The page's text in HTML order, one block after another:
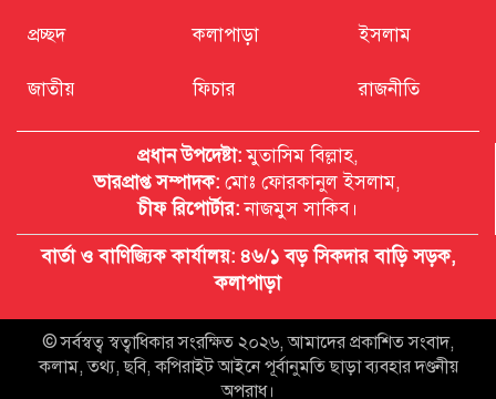
উপজেলা শিক্ষার্থীদের সহযোগিতামূলক
কার্যনির্বাহী কমিটি গঠন
প্রচ্ছদ কলাপাড়া ইসলাম
জাতীয় ফিচার রাজনীতি
প্রধান উপদেষ্টা:মুতাসিম বিল্লাহ,
ভারপ্রাপ্ত সম্পাদক: মোঃ ফোরকানুল ইসলাম,
চীফ রিপোর্টার:নাজমুস সাকিব।
বার্তা ও বাণিজ্যিক কার্যালয়: ৪৬/১ বড় সিকদার বাড়ি সড়ক,
কলাপাড়া
© সর্বস্বত্ব স্বত্বাধিকার সংরক্ষিত ২০২৬, আমাদের প্রকাশিত সংবাদ,
কলাম, তথ্য, ছবি, কপিরাইট আইনে পূর্বানুমতি ছাড়া ব্যবহার দণ্ডনীয়
অপরাধ।